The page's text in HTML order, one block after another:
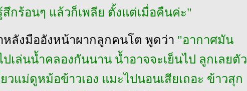
กร้อนๆ แล้วก็เพลีย ตั้งแต่เมื่อคืนค่ะ"
หลังมืออังหน้าผากลูกคนโต พูดว่า "อากาศมัน
ปเล่นน้ำคลองกันนาน น้ำอาจจะเย็นไป ลูกเลยตัว
วแม่ดูหม้อข้าวเอง แมะไปนอนเสียเถอะ ข้าวสุก